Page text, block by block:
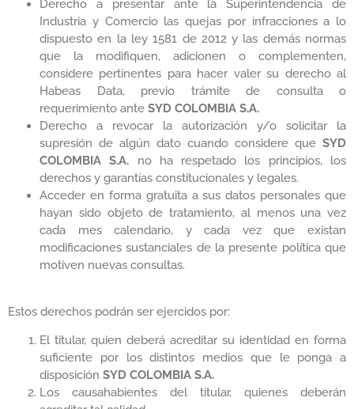
Derecho a presentar ante la Superintendencia de
Industria y Comercio las quejas por infracciones a lo
dispuesto en la ley 1581 de 2012 y las demás normas
que la modifiquen, adicionen o complementen,
considere pertinentes para hacer valer su derecho al
Habeas Data, previo trámite de consulta o
requerimiento ante SYD COLOMBIA S.A.
Derecho a revocar la autorización y/o solicitar la
supresión de algún dato cuando considere que SYD
COLOMBIA S.A. no ha respetado los principios, los
derechos y garantías constitucionales y legales.
Acceder en forma gratuita a sus datos personales que
hayan sido objeto de tratamiento, al menos una vez
cada mes calendario, y cada vez que existan
modificaciones sustanciales de la presente política que
motiven nuevas consultas.
Estos derechos podrán ser ejercidos por:
El titular, quien deberá acreditar su identidad en forma
suficiente por los distintos medios que le ponga a
disposición SYD COLOMBIA S.A.
Los causahabientes del titular, quienes deberán